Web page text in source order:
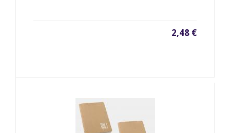
2,48 €